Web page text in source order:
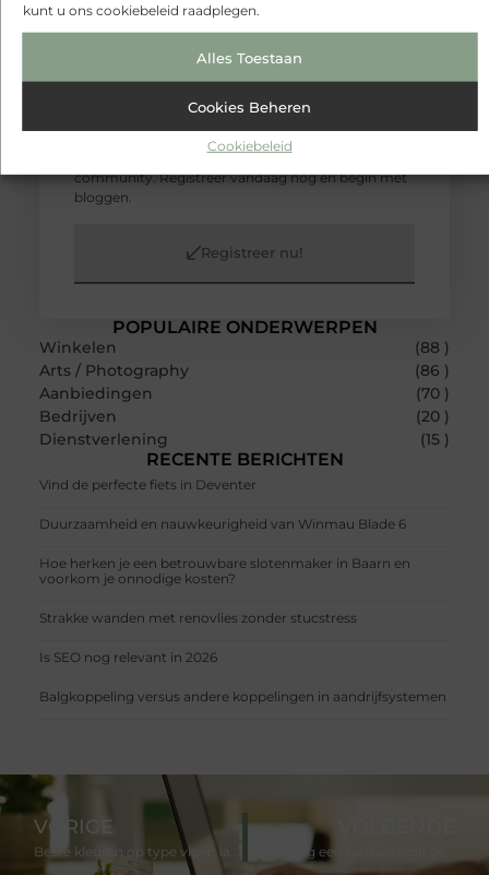
kunt u ons cookiebeleid raadplegen.
Alles Toestaan
Cookies Beheren
Cookiebeleid
POPULAIRE ONDERWERPEN
Winkelen
(88 )
Arts / Photography
(86 )
Aanbiedingen
(70 )
Bedrijven
(20 )
Dienstverlening
(15 )
RECENTE BERICHTEN
Vind de perfecte fiets in Deventer
Duurzaamheid en nauwkeurigheid van Winmau Blade 6
Hoe herken je een betrouwbare slotenmaker in Baarn en
voorkom je onnodige kosten?
Strakke wanden met renovlies zonder stucstress
Is SEO nog relevant in 2026
Balgkoppeling versus andere koppelingen in aandrijfsystemen
en word deel van ons
platform!
Ben jij een gepassioneerde schrijver of een
blogplatform en deel jouw verhalen, ontdek
inspirerende blogs en bouw mee aan een levendige
community. Registreer vandaag nog en begin met
bloggen.
Registreer nu!
VORIGE